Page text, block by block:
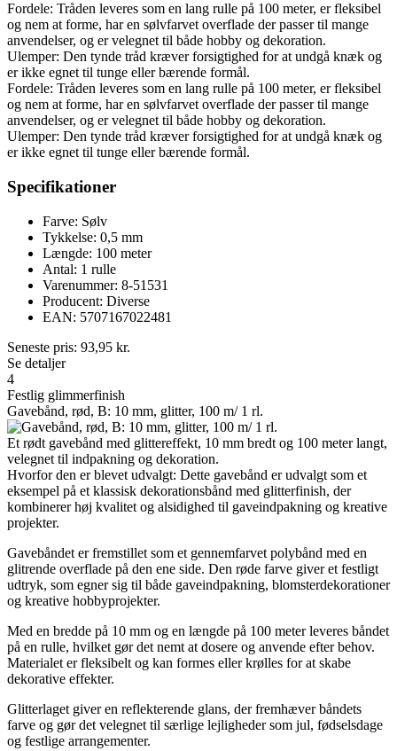
Fordele: Tråden leveres som en lang rulle på 100 meter, er fleksibel
og nem at forme, har en sølvfarvet overflade der passer til mange
anvendelser, og er velegnet til både hobby og dekoration.
Ulemper: Den tynde tråd kræver forsigtighed for at undgå knæk og
er ikke egnet til tunge eller bærende formål.
Fordele: Tråden leveres som en lang rulle på 100 meter, er fleksibel
og nem at forme, har en sølvfarvet overflade der passer til mange
anvendelser, og er velegnet til både hobby og dekoration.
Ulemper: Den tynde tråd kræver forsigtighed for at undgå knæk og
er ikke egnet til tunge eller bærende formål.
Specifikationer
Farve: Sølv
Tykkelse: 0,5 mm
Længde: 100 meter
Antal: 1 rulle
Varenummer: 8-51531
Producent: Diverse
EAN: 5707167022481
Seneste pris: 93,95 kr.
Se detaljer
4
Festlig glimmerfinish
Gavebånd, rød, B: 10 mm, glitter, 100 m/ 1 rl.
Et rødt gavebånd med glittereffekt, 10 mm bredt og 100 meter langt,
velegnet til indpakning og dekoration.
Hvorfor den er blevet udvalgt: Dette gavebånd er udvalgt som et
eksempel på et klassisk dekorationsbånd med glitterfinish, der
kombinerer høj kvalitet og alsidighed til gaveindpakning og kreative
projekter.
Gavebåndet er fremstillet som et gennemfarvet polybånd med en
glitrende overflade på den ene side. Den røde farve giver et festligt
udtryk, som egner sig til både gaveindpakning, blomsterdekorationer
og kreative hobbyprojekter.
Med en bredde på 10 mm og en længde på 100 meter leveres båndet
på en rulle, hvilket gør det nemt at dosere og anvende efter behov.
Materialet er fleksibelt og kan formes eller krølles for at skabe
dekorative effekter.
Glitterlaget giver en reflekterende glans, der fremhæver båndets
farve og gør det velegnet til særlige lejligheder som jul, fødselsdage
og festlige arrangementer.